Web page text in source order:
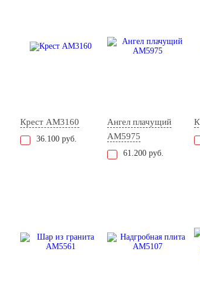
Крест AM3160
36.100 руб.
Ангел плачущий
AM5975
61.200 руб.